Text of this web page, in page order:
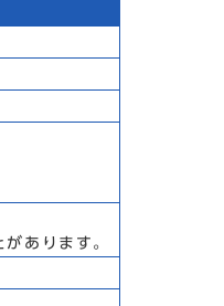
あります。